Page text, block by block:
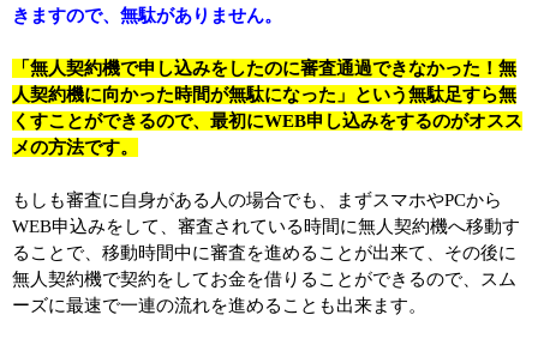
きますので、無駄がありません。
「無人契約機で申し込みをしたのに審査通過できなかった！無
人契約機に向かった時間が無駄になった」という無駄足すら無
くすことができるので、最初にWEB申し込みをするのがオスス
メの方法です。
もしも審査に自身がある人の場合でも、まずスマホやPCから
WEB申込みをして、審査されている時間に無人契約機へ移動す
ることで、移動時間中に審査を進めることが出来て、その後に
無人契約機で契約をしてお金を借りることができるので、スム
ーズに最速で一連の流れを進めることも出来ます。